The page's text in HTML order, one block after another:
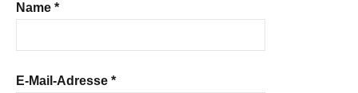
Name *
E-Mail-Adresse *